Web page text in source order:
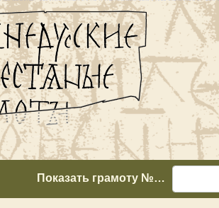
Показать грамоту №…